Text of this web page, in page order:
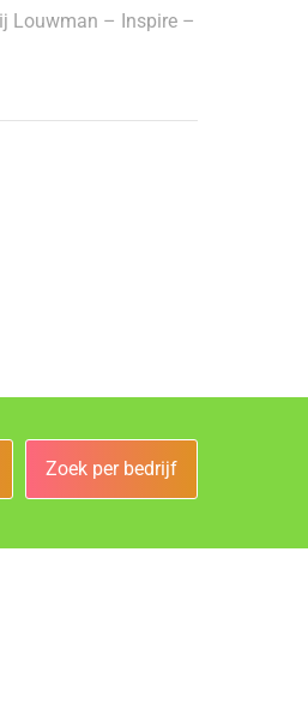
Louwman – Inspire –
Zoek per bedrijf